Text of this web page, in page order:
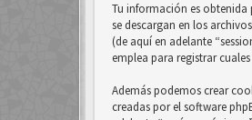
Tu información es obtenida
se descargan en los
(de aquí en adelante
emplea para registrar
Además podemos crear
creadas por el software